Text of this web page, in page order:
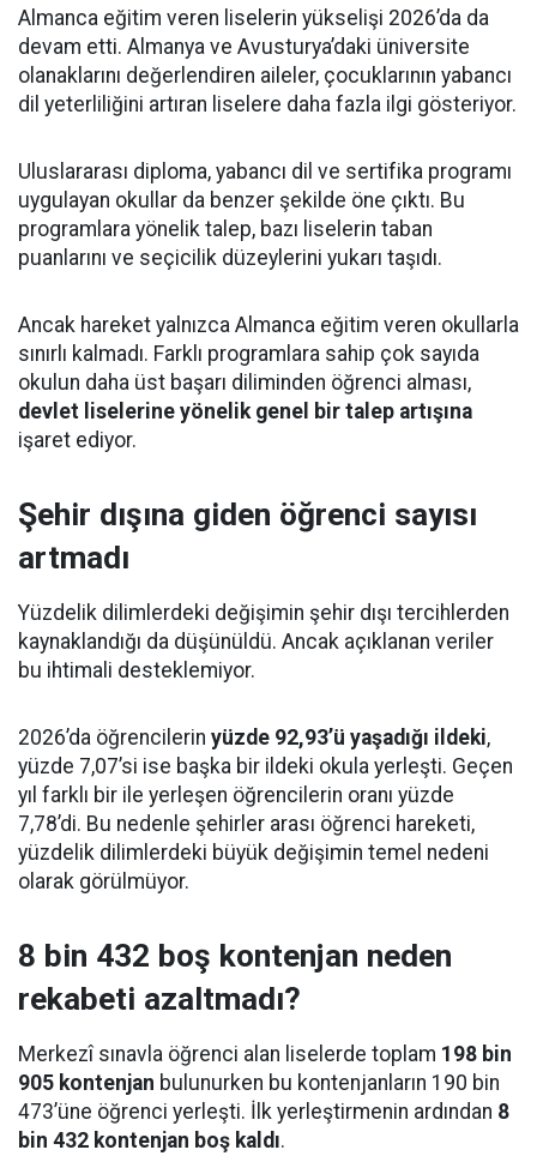
Almanca eğitim veren liselerin yükselişi 2026’da da
devam etti. Almanya ve Avusturya’daki üniversite
olanaklarını değerlendiren aileler, çocuklarının yabancı
dil yeterliliğini artıran liselere daha fazla ilgi gösteriyor.
Uluslararası diploma, yabancı dil ve sertifika programı
uygulayan okullar da benzer şekilde öne çıktı. Bu
programlara yönelik talep, bazı liselerin taban
puanlarını ve seçicilik düzeylerini yukarı taşıdı.
Ancak hareket yalnızca Almanca eğitim veren okullarla
sınırlı kalmadı. Farklı programlara sahip çok sayıda
okulun daha üst başarı diliminden öğrenci alması,
devlet liselerine yönelik genel bir talep artışına
işaret ediyor.
Şehir dışına giden öğrenci sayısı
artmadı
Yüzdelik dilimlerdeki değişimin şehir dışı tercihlerden
kaynaklandığı da düşünüldü. Ancak açıklanan veriler
bu ihtimali desteklemiyor.
2026’da öğrencilerin yüzde 92,93’ü yaşadığı ildeki,
yüzde 7,07’si ise başka bir ildeki okula yerleşti. Geçen
yıl farklı bir ile yerleşen öğrencilerin oranı yüzde
7,78’di. Bu nedenle şehirler arası öğrenci hareketi,
yüzdelik dilimlerdeki büyük değişimin temel nedeni
olarak görülmüyor.
8 bin 432 boş kontenjan neden
rekabeti azaltmadı?
Merkezî sınavla öğrenci alan liselerde toplam 198 bin
905 kontenjan bulunurken bu kontenjanların 190 bin
473’üne öğrenci yerleşti. İlk yerleştirmenin ardından 8
bin 432 kontenjan boş kaldı.